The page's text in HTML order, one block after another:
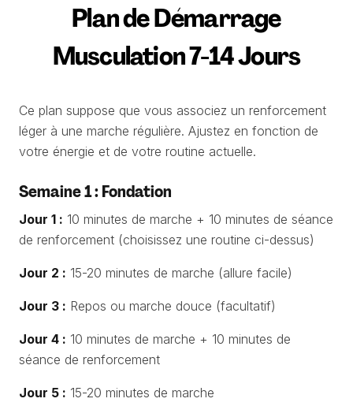
Plan de Démarrage
Musculation 7-14 Jours
Ce plan suppose que vous associez un renforcement
léger à une marche régulière. Ajustez en fonction de
votre énergie et de votre routine actuelle.
Semaine 1 : Fondation
Jour 1 : 10 minutes de marche + 10 minutes de séance
de renforcement (choisissez une routine ci-dessus)
Jour 2 : 15-20 minutes de marche (allure facile)
Jour 3 : Repos ou marche douce (facultatif)
Jour 4 : 10 minutes de marche + 10 minutes de
séance de renforcement
Jour 5 : 15-20 minutes de marche